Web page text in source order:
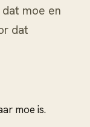
moe en
dat
moe is.